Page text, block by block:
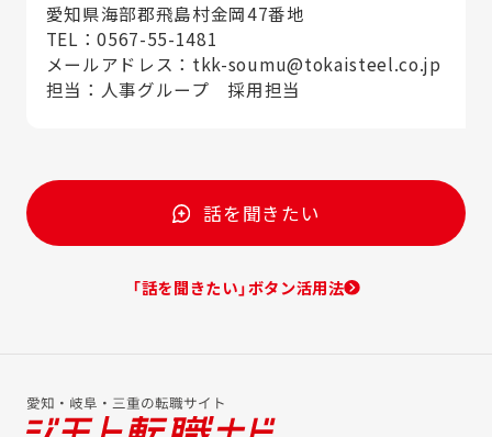
愛知県海部郡飛島村金岡47番地
TEL：0567-55-1481
メールアドレス：tkk-soumu@tokaisteel.co.jp
担当：人事グループ 採用担当
話を聞きたい
「話を聞きたい」ボタン活用法